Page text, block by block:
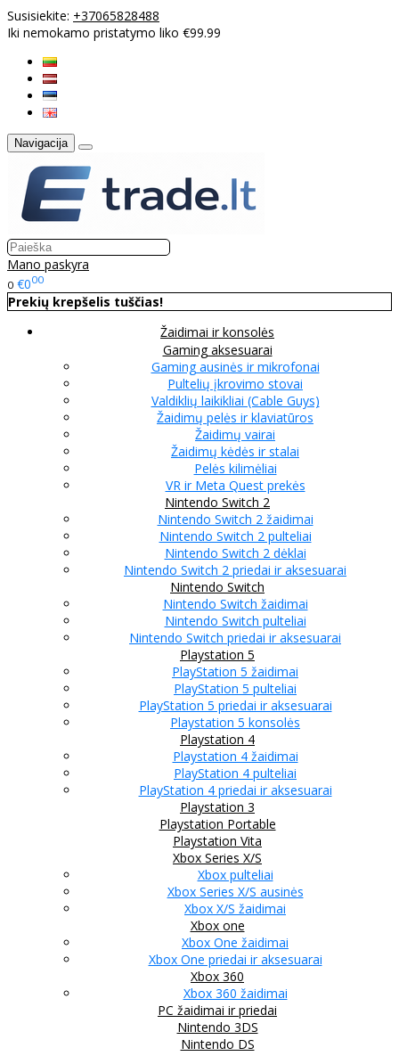
Susisiekite: +37065828488
Iki nemokamo pristatymo liko €99.99
Navigacija
Mano paskyra
0 €000
Prekių krepšelis tuščias!
Žaidimai ir konsolės
Gaming aksesuarai
Gaming ausinės ir mikrofonai
Pultelių įkrovimo stovai
Valdiklių laikikliai (Cable Guys)
Žaidimų pelės ir klaviatūros
Žaidimų vairai
Žaidimų kėdės ir stalai
Pelės kilimėliai
VR ir Meta Quest prekės
Nintendo Switch 2
Nintendo Switch 2 žaidimai
Nintendo Switch 2 pulteliai
Nintendo Switch 2 dėklai
Nintendo Switch 2 priedai ir aksesuarai
Nintendo Switch
Nintendo Switch žaidimai
Nintendo Switch pulteliai
Nintendo Switch priedai ir aksesuarai
Playstation 5
PlayStation 5 žaidimai
PlayStation 5 pulteliai
PlayStation 5 priedai ir aksesuarai
Playstation 5 konsolės
Playstation 4
Playstation 4 žaidimai
PlayStation 4 pulteliai
PlayStation 4 priedai ir aksesuarai
Playstation 3
Playstation Portable
Playstation Vita
Xbox Series X/S
Xbox pulteliai
Xbox Series X/S ausinės
Xbox X/S žaidimai
Xbox one
Xbox One žaidimai
Xbox One priedai ir aksesuarai
Xbox 360
Xbox 360 žaidimai
PC žaidimai ir priedai
Nintendo 3DS
Nintendo DS